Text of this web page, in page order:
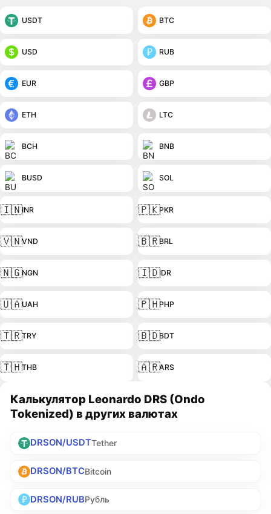
USDT BTC
USD RUB
EUR GBP
ETH LTC
BCH BNB
BUSD SOL
🇮🇳INR 🇵🇰PKR
🇻🇳VND 🇧🇷BRL
🇳🇬NGN 🇮🇩IDR
🇺🇦UAH 🇵🇭PHP
🇹🇷TRY 🇧🇩BDT
🇹🇭THB 🇦🇷ARS
Калькулятор Leonardo DRS (Ondo
Tokenized) в других валютах
DRSON/USDTTether
DRSON/BTCBitcoin
DRSON/RUBРубль